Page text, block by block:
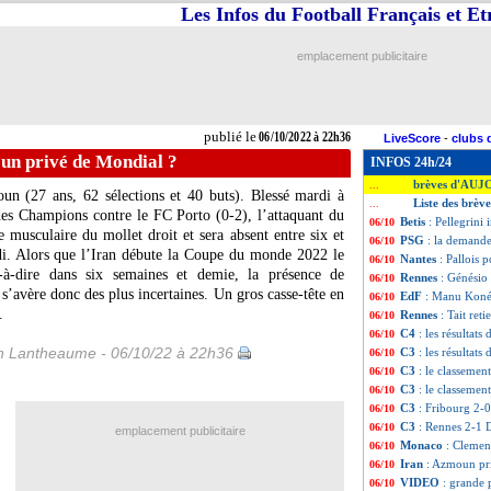
publié le06/10/2022 à 22h36
Les Infos du Football Français et
emplacement publicitaire
LiveScore - clubs
privé de Mondial ?
(27 ans, 62 sélections et 40 buts). Blessé mardi à
Champions contre le FC Porto (0-2), l’attaquant du
musculaire du mollet droit et sera absent entre six et
Alors que l’Iran débute la Coupe du monde 2022 le
dire dans six semaines et demie, la présence de
donc des plus incertaines. Un gros casse-tête en
Lantheaume - 06/10/22 à 22h36
INFOS 24h/24
brèves
Liste des
06/10 Betis : Pellegrini
06/10 PSG : la
06/10 Nantes : Pallois
06/10 Rennes :
06/10 EdF : Manu
06/10 Rennes : Tait
06/10 C4 : les résultats
06/10 C3 : les résultats
06/10 C3 : le
06/10 C3 : le
06/10 C3 : Fribourg 2-
06/10 C3 : Rennes 2-1
06/10 Monaco :
06/10 Iran : Azmoun
06/10 VIDEO : grande
emplacement publicitaire